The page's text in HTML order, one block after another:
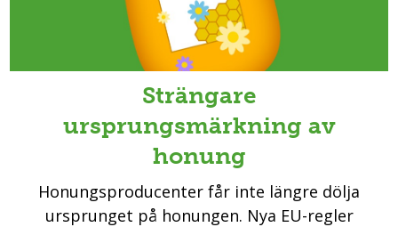
Strängare
ursprungsmärkning av
honung
Honungsproducenter får inte längre dölja
ursprunget på honungen. Nya EU-regler